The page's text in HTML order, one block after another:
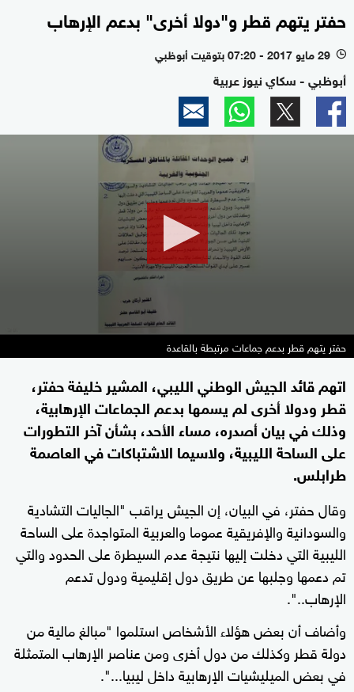
حفتر يتهم قطر و"دولا أخرى" بدعم الإرهاب
l 29 مايو 2017 - 07:20 بتوقيت أبوظبي
أبوظبي - سكاي نيوز عربية
حفتر يتهم قطر بدعم جماعات مرتبطة بالقاعدة
اتهم قائد الجيش الوطني الليبي، المشير خليفة حفتر،
قطر ودولا أخرى لم يسمها بدعم الجماعات الإرهابية،
وذلك في بيان أصدره، مساء الأحد، بشأن آخر التطورات
على الساحة الليبية، ولاسيما الاشتباكات في العاصمة
طرابلس.
وقال حفتر، في البيان، إن الجيش يراقب "الجاليات التشادية
والسودانية والإفريقية عموما والعربية المتواجدة على الساحة
الليبية التي دخلت إليها نتيجة عدم السيطرة على الحدود والتي
تم دعمها وجلبها عن طريق دول إقليمية ودول تدعم
الإرهاب..".
وأضاف أن بعض هؤلاء الأشخاص استلموا "مبالغ مالية من
دولة قطر وكذلك من دول أخرى ومن عناصر الإرهاب المتمثلة
في بعض الميليشيات الإرهابية داخل ليبيا...".